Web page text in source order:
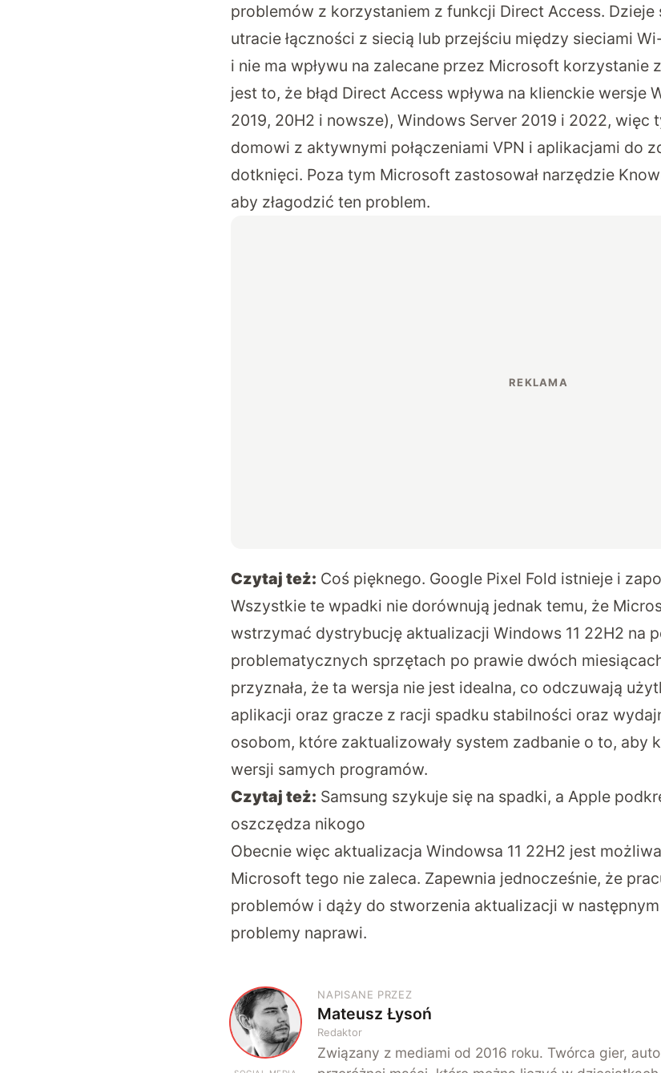
problemów z korzystaniem z funkcji Direct Access.
utracie łączności z siecią lub przejściu między sieciami
i nie ma wpływu na zalecane przez Microsoft korzystanie
jest to, że błąd Direct Access wpływa na klienckie wersje
2019, 20H2 i nowsze), Windows Server 2019 i 2022,
domowi z aktywnymi połączeniami VPN i aplikacjami do
dotknięci. Poza tym Microsoft zastosował narzędzie
aby złagodzić ten problem.
Czytaj też: Coś pięknego. Google Pixel Fold istnieje i
Wszystkie te wpadki nie dorównują jednak temu, że
wstrzymać dystrybucję aktualizacji Windows 11 22H2 na
problematycznych sprzętach po prawie dwóch
przyznała, że ta wersja nie jest idealna, co odczuwają
aplikacji oraz gracze z racji spadku stabilności oraz
osobom, które zaktualizowały system zadbanie o to, aby
wersji samych programów.
Czytaj też: Samsung szykuje się na spadki, a Apple
oszczędza nikogo
Obecnie więc aktualizacja Windowsa 11 22H2 jest
Microsoft tego nie zaleca. Zapewnia jednocześnie, że
problemów i dąży do stworzenia aktualizacji w
problemy naprawi.
M
NAPISANE PRZEZ
Mateusz Łysoń
Redaktor
Związany z mediami od 2016 roku. Twórca gier,